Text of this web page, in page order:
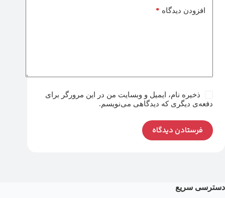
افزودن دیدگاه *
ذخیره نام، ایمیل و وبسایت من در این مرورگر برای
دفعه‌ی دیگری که دیدگاهی می‌نویسم.
فرستادن دیدگاه
دسترسی سریع